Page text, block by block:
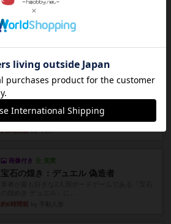
画像付き
ブリックス
に分かれてプレイ。あかんか...
ダグエイトチェス
チェスなのに、ほんの10分で終わります。動きで
約5時間前by くみ
画像付き 充実
宝石の煌き：デュエル 偽造者
約6時間前